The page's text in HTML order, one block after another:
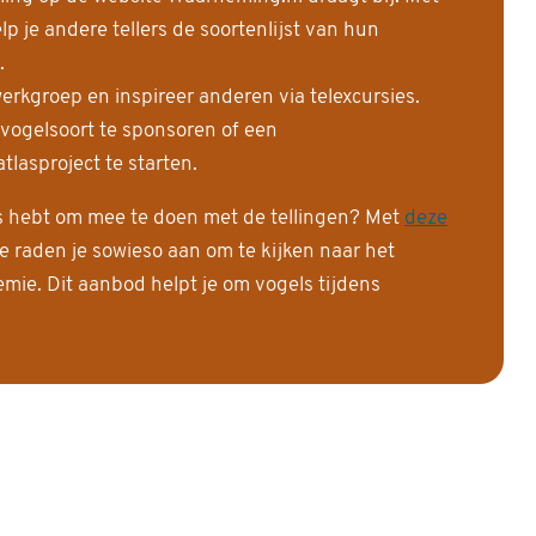
je andere tellers de soortenlijst van hun
en inspireer anderen via telexcursies.
te sponsoren of een
te starten.
om mee te doen met de tellingen? Met deze
raden je sowieso aan om te kijken naar het
Dit aanbod helpt je om vogels tijdens